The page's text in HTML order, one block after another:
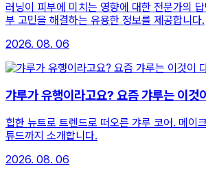
러닝이 피부에 미치는 영향에 대한 전문가의
부 고민을 해결하는 유용한 정보를 제공합니다.
2026. 08. 06
갸루가 유행이라고요? 요즘 갸루는 이것
힙한 뉴트로 트렌드로 떠오른 갸루 코어. 메이
튜드까지 소개합니다.
2026. 08. 06